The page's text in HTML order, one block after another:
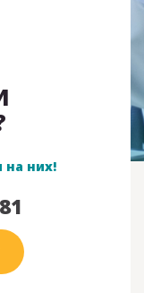
на них!